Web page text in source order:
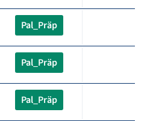
Pal_Präp
Pal_Präp
Pal_Präp